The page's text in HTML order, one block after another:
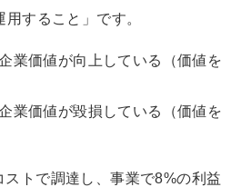
すること」です。
業価値が向上している（価値を
業価値が毀損している（価値を
トで調達し、事業で8%の利益